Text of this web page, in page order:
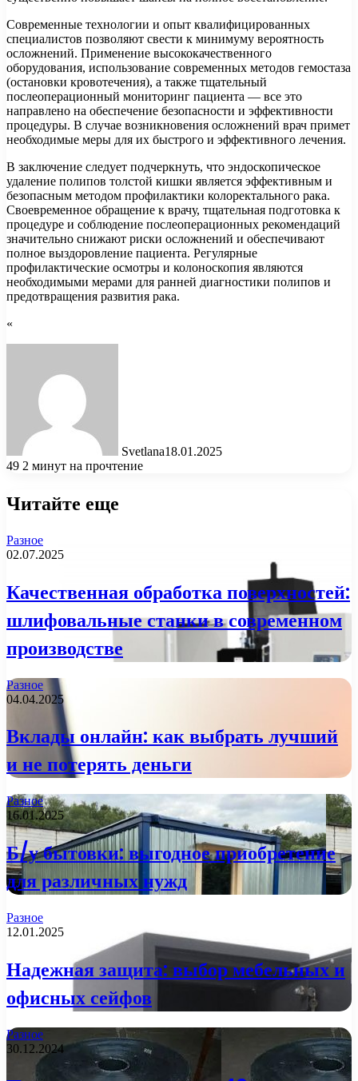
Современные технологии и опыт квалифицированных
специалистов позволяют свести к минимуму вероятность
осложнений. Применение высококачественного
оборудования, использование современных методов гемостаза
(остановки кровотечения), а также тщательный
послеоперационный мониторинг пациента — все это
направлено на обеспечение безопасности и эффективности
процедуры. В случае возникновения осложнений врач примет
необходимые меры для их быстрого и эффективного лечения.
В заключение следует подчеркнуть, что эндоскопическое
удаление полипов толстой кишки является эффективным и
безопасным методом профилактики колоректального рака.
Своевременное обращение к врачу, тщательная подготовка к
процедуре и соблюдение послеоперационных рекомендаций
значительно снижают риски осложнений и обеспечивают
полное выздоровление пациента. Регулярные
профилактические осмотры и колоноскопия являются
необходимыми мерами для ранней диагностики полипов и
предотвращения развития рака.
«
Svetlana18.01.2025
49 2 минут на прочтение
Читайте еще
Разное
02.07.2025
Качественная обработка поверхностей:
шлифовальные станки в современном
производстве
Разное
04.04.2025
Вклады онлайн: как выбрать лучший
и не потерять деньги
Разное
16.01.2025
Б/у бытовки: выгодное приобретение
для различных нужд
Разное
12.01.2025
Надежная защита: выбор мебельных и
офисных сейфов
Разное
30.12.2024